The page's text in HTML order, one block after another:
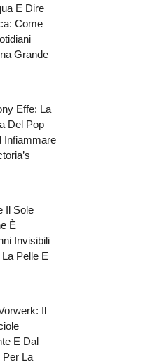
E Dire
Come
Grande
Effe: La
Del Pop
Infiammare
Il Sole
È
Invisibili
Pelle E
Il
E Dal
Per La